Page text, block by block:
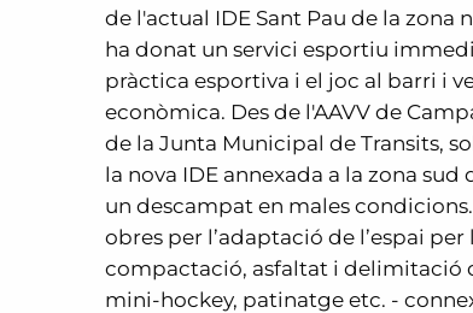
de l'actual IDE Sant Pau de la zona
ha donat un servici esportiu
pràctica esportiva i el joc al barri i
econòmica. Des de l'AAVV de
de la Junta Municipal de Transits,
la nova IDE annexada a la zona
un descampat en males
obres per l’adaptació de l’espai
compactació, asfaltat i delimitació
mini-hockey, patinatge etc. -